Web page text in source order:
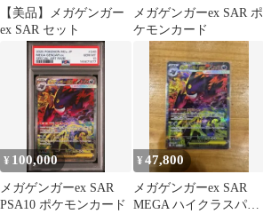
【美品】メガゲンガー
ex SAR セット
メガゲンガーex SAR ポ
ケモンカード
¥ 100,000
メガゲンガーex SAR
PSA10 ポケモンカード
¥47,800
メガゲンガーex SAR
MEGA ハイクラスパッ